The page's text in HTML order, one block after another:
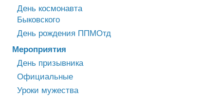
День космонавта
Быковского
День рождения ППМОтд
Мероприятия
День призывника
Официальные
Уроки мужества